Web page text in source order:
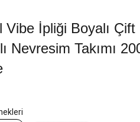
Vibe İpliği Boyalı Çift
Nevresim Takımı